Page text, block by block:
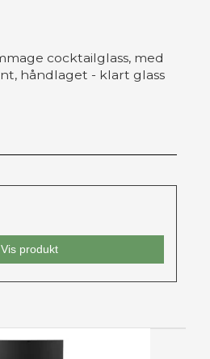
cocktailglass, med
håndlaget - klart glass
Vis produkt